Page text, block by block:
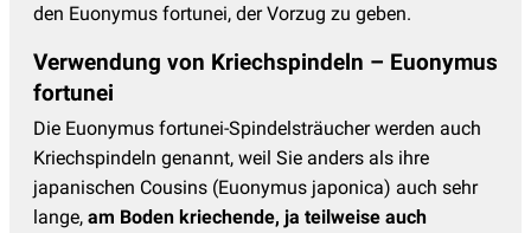
den Euonymus fortunei, der Vorzug zu geben.
Verwendung von Kriechspindeln – Euonymus
fortunei
Die Euonymus fortunei-Spindelsträucher werden auch
Kriechspindeln genannt, weil Sie anders als ihre
japanischen Cousins (Euonymus japonica) auch sehr
lange, am Boden kriechende, ja teilweise auch